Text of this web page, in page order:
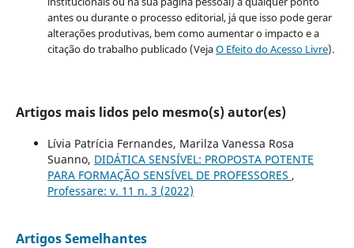
antes ou durante o processo editorial, já que isso pode gerar
alterações produtivas, bem como aumentar o impacto e a
citação do trabalho publicado (VejaO Efeito do Acesso Livre).
Artigos mais lidos pelo mesmo(s) autor(es)
Lívia Patrícia Fernandes, Marilza Vanessa Rosa
Suanno, DIDÁTICA SENSÍVEL: PROPOSTA POTENTE
PARA FORMAÇÃO SENSÍVEL DE PROFESSORES ,
Professare: v. 11 n. 3 (2022)
Artigos Semelhantes